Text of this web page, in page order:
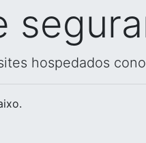
hospedados